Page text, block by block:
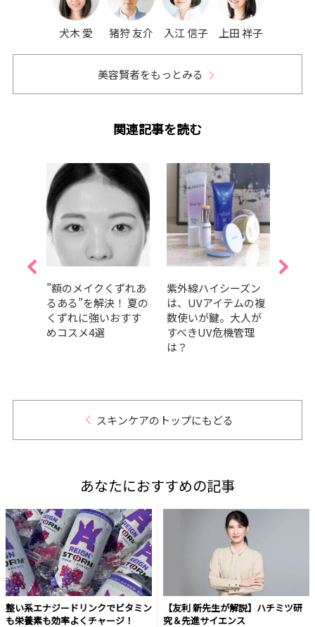
犬木 愛 猪狩 友介 入江 信子 上田 祥子
美容賢者をもっとみる
関連記事を読む
”額のメイクくずれあ
るある”を解決！ 夏の
くずれに強いおすす
めコスメ4選
紫外線ハイシーズン
は、UVアイテムの複
数使いが鍵。大人が
すべきUV危機管理
は？
スキンケアのトップにもどる
あなたにおすすめの記事
整い系エナジードリンクでビタミン
も栄養素も効率よくチャージ！
【友利 新先生が解説】ハチミツ研
究＆先進サイエンス